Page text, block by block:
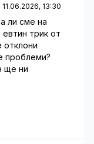
11.06.2026, 13:30
ли сме на
трик от
отклони
проблеми?
ще ни